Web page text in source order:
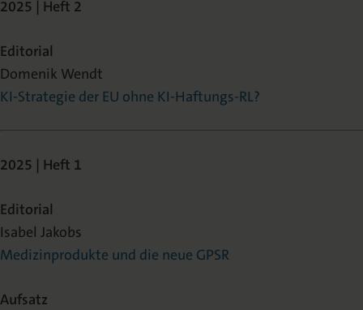
2025 | Heft 2
Editorial
Domenik Wendt
KI-Strategie der EU ohne KI-Haftungs-RL?
2025 | Heft 1
Editorial
Isabel Jakobs
Medizinprodukte und die neue GPSR
Aufsatz